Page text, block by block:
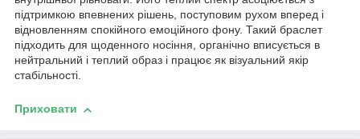
підтримкою впевнених рішень, поступовим рухом вперед і
відновленням спокійного емоційного фону. Такий браслет
підходить для щоденного носіння, органічно вписується в
нейтральний і теплий образ і працює як візуальний якір
стабільності.
Приховати